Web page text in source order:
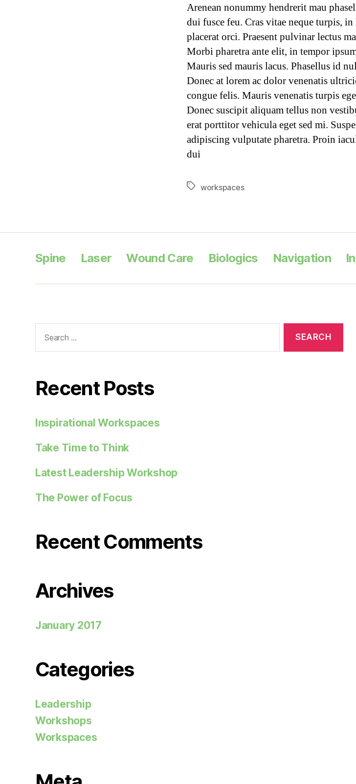
Arenean nonummy hendrerit mau
dui fusce feu. Cras vitae neque turpis,
placerat orci. Praesent pulvinar lectus
Morbi pharetra ante elit, in tempor
Mauris sed mauris lacus. Phasellus id
Donec at lorem ac dolor venenatis
congue felis. Mauris venenatis turpis
Donec suscipit aliquam tellus non
erat porttitor vehicula eget sed mi.
adipiscing vulputate pharetra. Proin
dui
workspaces
Spine Laser Wound Care Biologics Navigation
Recent Posts
Inspirational Workspaces
Take Time to Think
Latest Leadership Workshop
The Power of Focus
Recent Comments
Archives
January 2017
Categories
Leadership
Workshops
Workspaces